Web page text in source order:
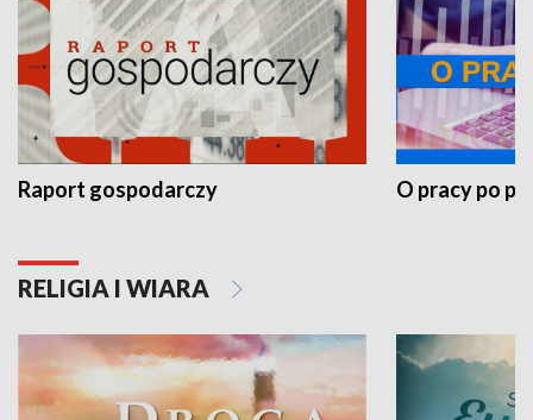
Raport gospodarczy O pracy po
RELIGIA I WIARA